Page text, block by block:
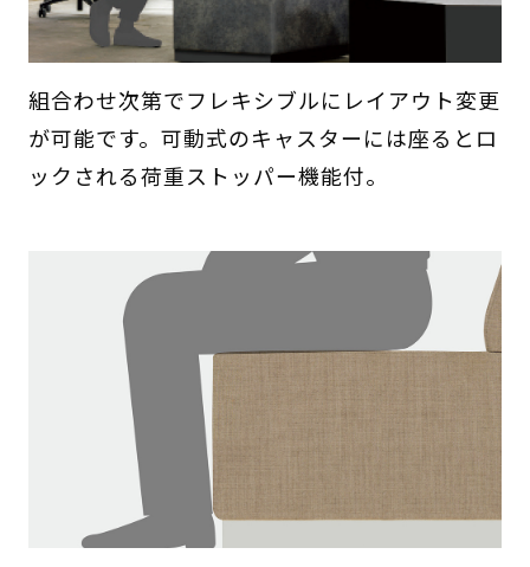
組合わせ次第でフレキシブルにレイアウト変更
が可能です。可動式のキャスターには座るとロ
ックされる荷重ストッパー機能付。